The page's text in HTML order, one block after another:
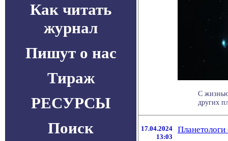
Как читать
журнал
Пишут о нас
Тираж
РЕСУРСЫ
Поиск
С жизнью
других
17.04.2024
13:03
Планетологи